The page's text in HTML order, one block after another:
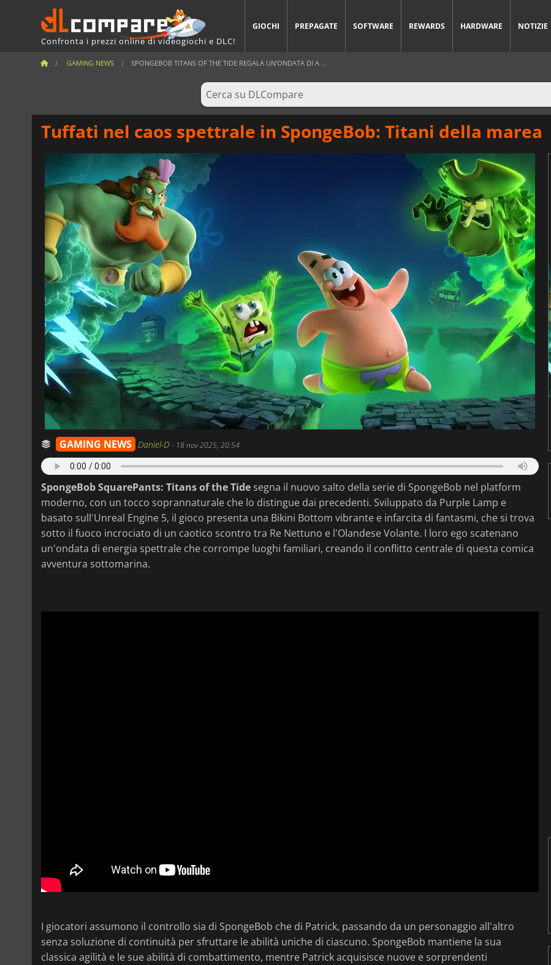
Confronta i prezzi online di videogiochi e DLC!
GIOCHI PREPAGATE SOFTWARE REWARDS HARDWARE NOTIZIE
GAMING NEWS SPONGEBOB TITANS OF THE TIDE REGALA UN'ONDATA DI A ...
Tuffati nel caos spettrale in SpongeBob: Titani della marea
GAMING NEWS Daniel-D - 18 nov 2025, 20:54
SpongeBob SquarePants: Titans of the Tide segna il nuovo salto della serie di SpongeBob nel platform
moderno, con un tocco soprannaturale che lo distingue dai precedenti. Sviluppato da Purple Lamp e
basato sull'Unreal Engine 5, il gioco presenta una Bikini Bottom vibrante e infarcita di fantasmi, che si trova
sotto il fuoco incrociato di un caotico scontro tra Re Nettuno e l'Olandese Volante. I loro ego scatenano
un'ondata di energia spettrale che corrompe luoghi familiari, creando il conflitto centrale di questa comica
avventura sottomarina.
I giocatori assumono il controllo sia di SpongeBob che di Patrick, passando da un personaggio all'altro
senza soluzione di continuità per sfruttare le abilità uniche di ciascuno. SpongeBob mantiene la sua
classica agilità e le sue abilità di combattimento, mentre Patrick acquisisce nuove e sorprendenti